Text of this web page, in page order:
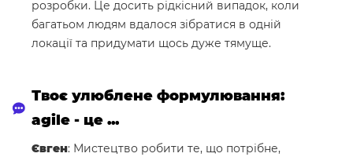
розробки. Це досить рідкісний випадок, коли
багатьом людям вдалося зібратися в одній
локації та придумати щось дуже тямуще.
Твоє улюблене формулювання:
agile - це ...
Євген: Мистецтво робити те, що потрібне,